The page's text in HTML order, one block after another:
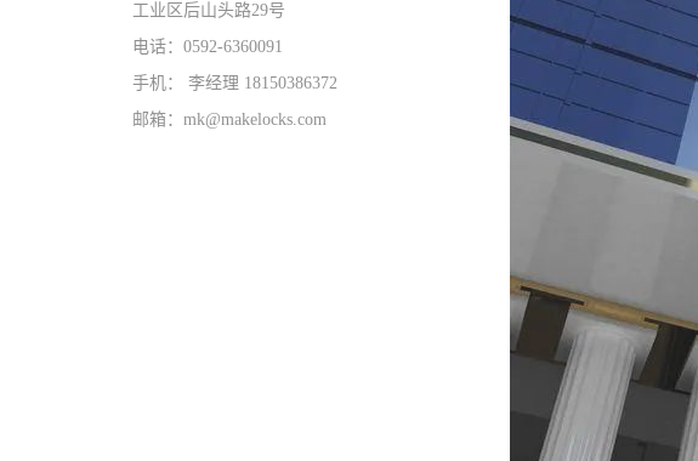
工业区后山头路29号
电话：0592-6360091
手机： 李经理 18150386372
邮箱：mk@makelocks.com